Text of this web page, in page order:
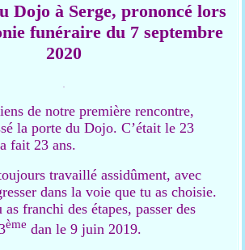
Dojo à Serge, prononcé lors
funéraire du 7 septembre
2020
.
de notre première rencontre,
la porte du Dojo. C’était le 23
fait 23 ans.
travaillé assidûment, avec
dans la voie que tu as choisie.
franchi des étapes, passer des
ème dan le 9 juin 2019.